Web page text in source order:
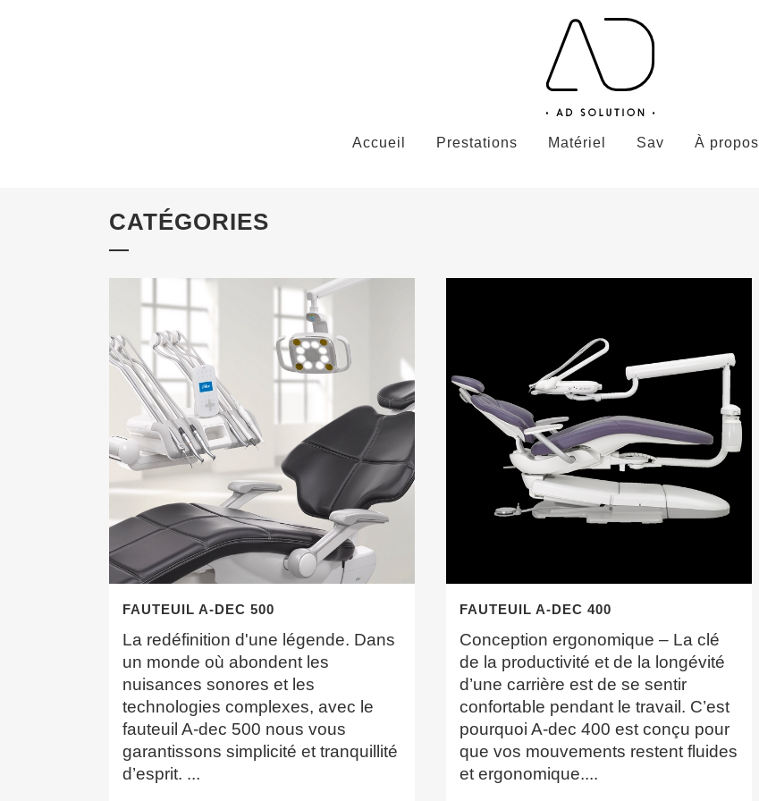
Accueil Prestations Matériel Sav À propos
CATÉGORIES
FAUTEUIL A-DEC 500
La redéfinition d'une légende. Dans
un monde où abondent les
nuisances sonores et les
technologies complexes, avec le
fauteuil A-dec 500 nous vous
garantissons simplicité et tranquillité
d’esprit. ...
FAUTEUIL A-DEC 400
Conception ergonomique – La clé
de la productivité et de la longévité
d’une carrière est de se sentir
confortable pendant le travail. C’est
pourquoi A-dec 400 est conçu pour
que vos mouvements restent fluides
et ergonomique....